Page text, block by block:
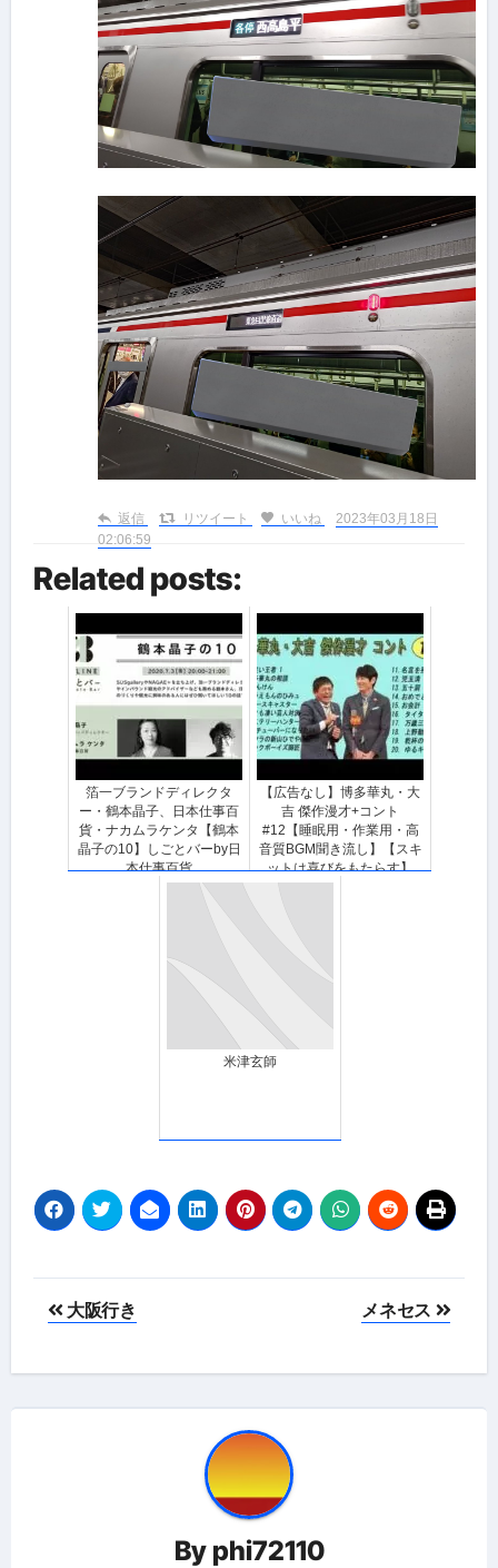
返信 リツイート いいね
2023年03月18日
02:06:59
Related posts:
箔一ブランドディレクタ
ー・鶴本晶子、日本仕事百
貨・ナカムラケンタ【鶴本
晶子の10】しごとバーby日
本仕事百貨
【広告なし】博多華丸・大
吉 傑作漫才+コント
#12【睡眠用・作業用・高
音質BGM聞き流し】【スキ
ットは喜びをもたらす】
米津玄師
投大阪行き メネセス
By phi72110